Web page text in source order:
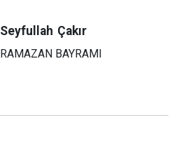
Seyfullah Çakır
RAMAZAN BAYRAMI